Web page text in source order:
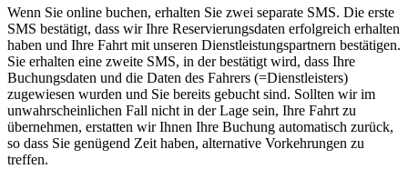
Wenn Sie online buchen, erhalten Sie zwei separate SMS. Die erste
SMS bestätigt, dass wir Ihre Reservierungsdaten erfolgreich erhalten
haben und Ihre Fahrt mit unseren Dienstleistungspartnern bestätigen.
Sie erhalten eine zweite SMS, in der bestätigt wird, dass Ihre
Buchungsdaten und die Daten des Fahrers (=Dienstleisters)
zugewiesen wurden und Sie bereits gebucht sind. Sollten wir im
unwahrscheinlichen Fall nicht in der Lage sein, Ihre Fahrt zu
übernehmen, erstatten wir Ihnen Ihre Buchung automatisch zurück,
so dass Sie genügend Zeit haben, alternative Vorkehrungen zu
treffen.